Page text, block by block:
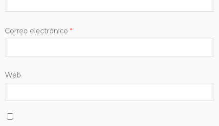
Correo electrónico *
Web